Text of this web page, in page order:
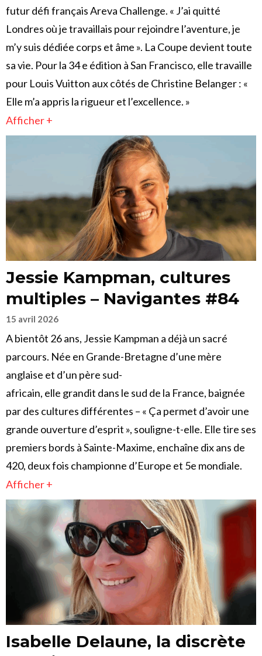
futur défi français Areva Challenge. « J’ai quitté
Londres où je travaillais pour rejoindre l’aventure, je
m’y suis dédiée corps et âme ». La Coupe devient toute
sa vie. Pour la 34 e édition à San Francisco, elle travaille
pour Louis Vuitton aux côtés de Christine Belanger : «
Elle m’a appris la rigueur et l’excellence. »
Afficher +
Jessie Kampman, cultures
multiples – Navigantes #84
15 avril 2026
A bientôt 26 ans, Jessie Kampman a déjà un sacré
parcours. Née en Grande-Bretagne d’une mère
anglaise et d’un père sud-
africain, elle grandit dans le sud de la France, baignée
par des cultures différentes – « Ça permet d’avoir une
grande ouverture d’esprit », souligne-t-elle. Elle tire ses
premiers bords à Sainte-Maxime, enchaîne dix ans de
420, deux fois championne d’Europe et 5e mondiale.
Afficher +
Isabelle Delaune, la discrète